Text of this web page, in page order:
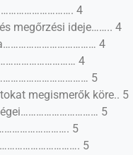
4
megőrzési ideje…….. 4
4
4
5
megismerők köre.. 5
5
5
5